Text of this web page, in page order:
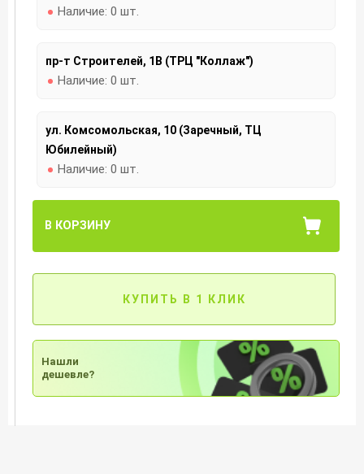
Наличие: 0 шт.
пр-т Строителей, 1В (ТРЦ "Коллаж")
Наличие: 0 шт.
ул. Комсомольская, 10 (Заречный, ТЦ
Юбилейный)
Наличие: 0 шт.
В КОРЗИНУ
КУПИТЬ В 1 КЛИК
Нашли
дешевле?